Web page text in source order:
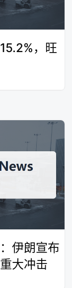
，旺
伊朗宣布
大冲击